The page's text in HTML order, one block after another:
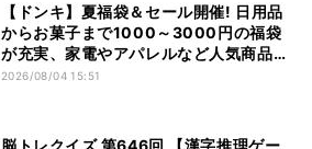
【ドンキ】夏福袋＆セール開催! 日用品
からお菓子まで1000～3000円の福袋
が充実、家電やアパレルなど人気商品も
特価
2026/08/04 15:51
脳トレクイズ 第646回 【漢字推理ゲー